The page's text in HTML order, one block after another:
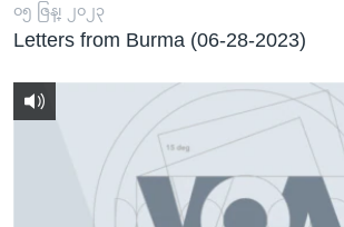
၀၅ ဇြန္၊ ၂၀၂၃
Letters from Burma (06-28-2023)